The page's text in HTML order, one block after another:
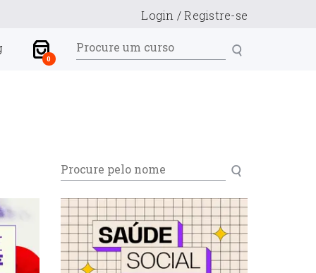
Login /Registre-se
0